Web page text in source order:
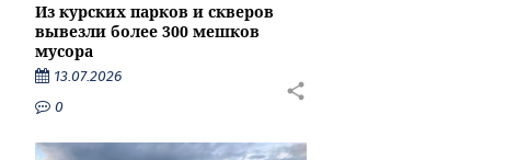
Из курских парков и скверов
вывезли более 300 мешков
мусора
13.07.2026
0